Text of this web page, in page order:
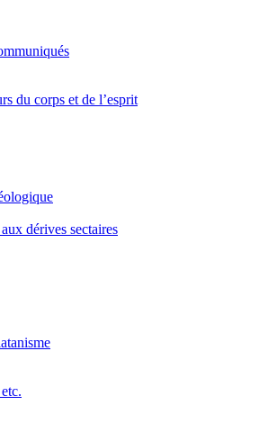
du corps et de l’esprit
dérives sectaires